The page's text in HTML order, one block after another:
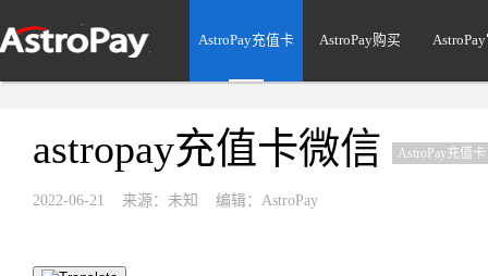
AstroPay充值卡 AstroPay购买
astropay充值卡微信 AstroPay充值卡
2022-06-21 来源：未知 编辑：AstroPay